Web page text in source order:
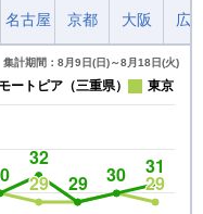
名古屋 京都 大阪 広
集計期間：8月9日(日)～8月18日(火)
ートピア（三重県） 東京